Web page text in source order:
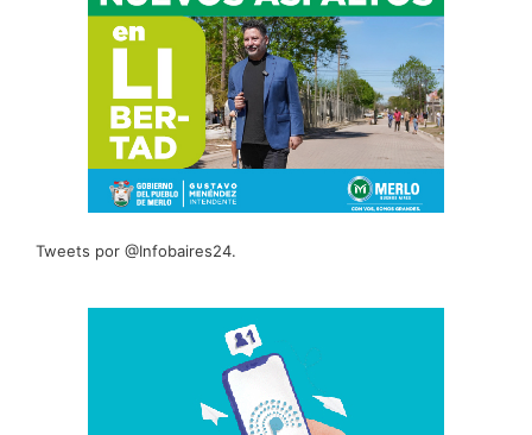
Tweets por @Infobaires24.